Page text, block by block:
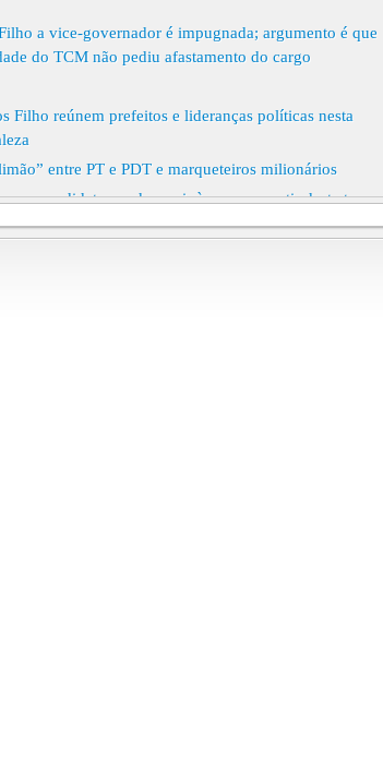
a vice-governador é impugnada; argumento é que
do TCM não pediu afastamento do cargo
Filho reúnem prefeitos e lideranças políticas nesta
entre PT e PDT e marqueteiros milionários
candidatos podem sair às ruas, a partir desta terça-
Nobre, declara apoio a Roberto Cláudio